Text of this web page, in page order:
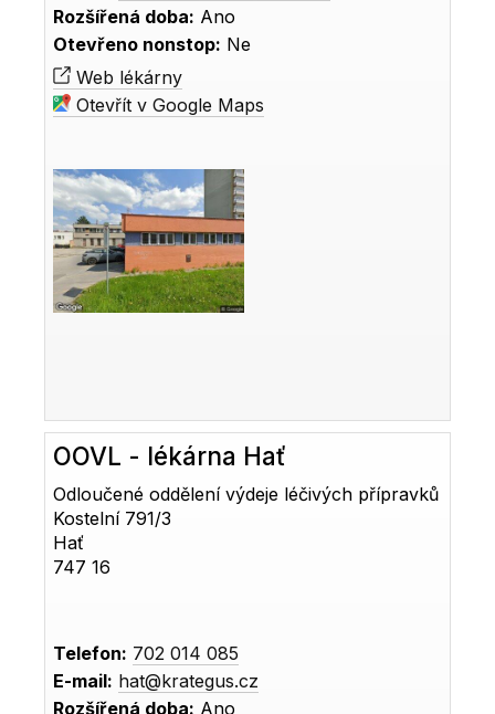
Rozšířená doba: Ano
Otevřeno nonstop: Ne
Web lékárny
Otevřít v Google Maps
OOVL - lékárna Hať
Odloučené oddělení výdeje léčivých přípravků
Kostelní 791/3
Hať
747 16
Telefon: 702 014 085
E-mail: hat@krategus.cz
Rozšířená doba: Ano